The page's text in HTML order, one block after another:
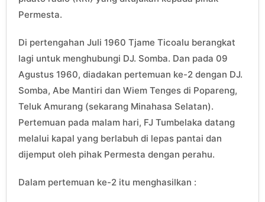
Permesta.
Di pertengahan Juli 1960 Tjame Ticoalu berangkat
lagi untuk menghubungi DJ. Somba. Dan pada 09
Agustus 1960, diadakan pertemuan ke-2 dengan DJ.
Somba, Abe Mantiri dan Wiem Tenges di Popareng,
Teluk Amurang (sekarang Minahasa Selatan).
Pertemuan pada malam hari, FJ Tumbelaka datang
melalui kapal yang berlabuh di lepas pantai dan
dijemput oleh pihak Permesta dengan perahu.
Dalam pertemuan ke-2 itu menghasilkan :